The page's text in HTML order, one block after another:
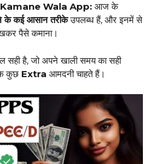
Wala App: आज के
के कई आसान तरीकेउपलब्ध हैं, और इनमें से
पैसे कमाना।
सही है, जो अपने खाली समय का सही
के कुछ Extra आमदनी चाहते हैं।